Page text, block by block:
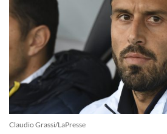
Claudio Grassi/LaPresse